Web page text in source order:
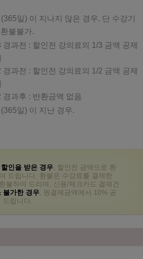
일) 이 지나지 않은 경우. 단 수강기
불불가.
경과전 : 할인전 강의료의 1/3 금액 공제
경과전 : 할인전 강의료의 1/2 금액 공제
경과후 : 반환금액 없음
일) 이 지난 경우.
인을 받은 경우, 할인전 금액으로 환
드립니다. 환불은 수강료를 결제한
불하여 드리며, 신용/체크카드 결제건
불가한 경우, 원결제금액에서 10% 공
드립니다.